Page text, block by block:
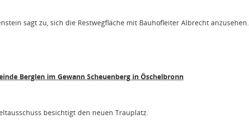
sagt zu, sich die Restwegfläche mit Bauhofleiter Albrecht anzusehen.
Berglen im Gewann Scheuenberg in Öschelbronn
besichtigt den neuen Trauplatz.